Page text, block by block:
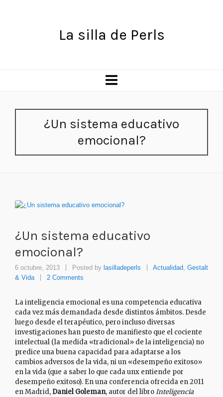
La silla de Perls
¿Un sistema educativo
emocional?
¿Un sistema educativo
emocional?
6 octubre, 2013 Posted by lasilladeperls Actualidad, Gestalt
& Vida
2 Comments
La inteligencia emocional es una competencia educativa
cada vez más demandada desde distintos ámbitos. Desde
luego desde el terapéutico, pero incluso diversas
investigaciones han puesto de manifiesto que el cociente
intelectual (la medida «tradicional» de la inteligencia) no
predice una buena capacidad para adaptarse a los
cambios adversos de la vida, ni un «desempeño exitoso»
en la vida (que a saber lo que cada unx entiende por
desempeño exitoso). En una conferencia ofrecida en 2011
en Madrid, Daniel Goleman, autor del libroInteligencia